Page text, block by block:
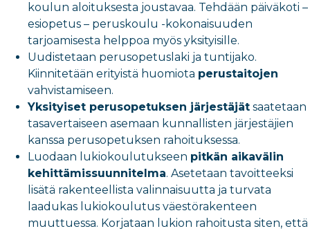
koulun aloituksesta joustavaa. Tehdään päiväkoti –
esiopetus – peruskoulu -kokonaisuuden
tarjoamisesta helppoa myös yksityisille.
Uudistetaan perusopetuslaki ja tuntijako.
Kiinnitetään erityistä huomiota perustaitojen
vahvistamiseen.
Yksityiset perusopetuksen järjestäjät saatetaan
tasavertaiseen asemaan kunnallisten järjestäjien
kanssa perusopetuksen rahoituksessa.
Luodaan lukiokoulutukseen pitkän aikavälin
kehittämissuunnitelma. Asetetaan tavoitteeksi
lisätä rakenteellista valinnaisuutta ja turvata
laadukas lukiokoulutus väestörakenteen
muuttuessa. Korjataan lukion rahoitusta siten, että